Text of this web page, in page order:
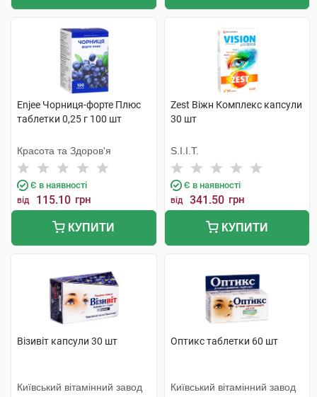
Enjee Чорниця-форте Плюс
таблетки 0,25 г 100 шт
Красота та Здоров'я
Є в наявності
від 115.10 грн
КУПИТИ
Zest Віжн Комплекс капсули
30 шт
S.I.I.T.
Є в наявності
від 341.50 грн
КУПИТИ
Візивіт капсули 30 шт
Київський вітамінний завод
Оптикс таблетки 60 шт
Київський вітамінний завод